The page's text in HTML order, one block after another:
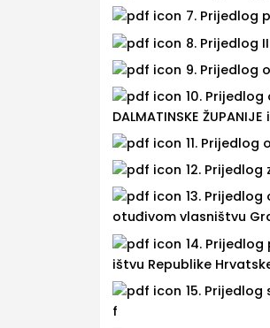
7. Prijedlog
8. Prijedlog
9. Prijedlog
10. Prijedlog
DALMATINSKE
11. Prijedlog
12.
13.
otuđivom vlasništvu
14.
ištvu Republike
15.
f